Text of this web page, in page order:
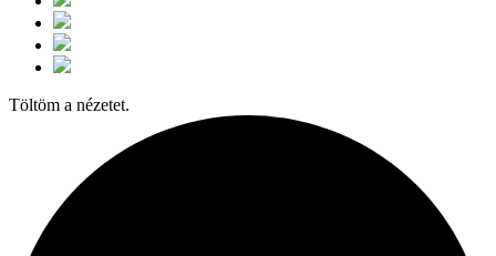
Töltöm a nézetet.